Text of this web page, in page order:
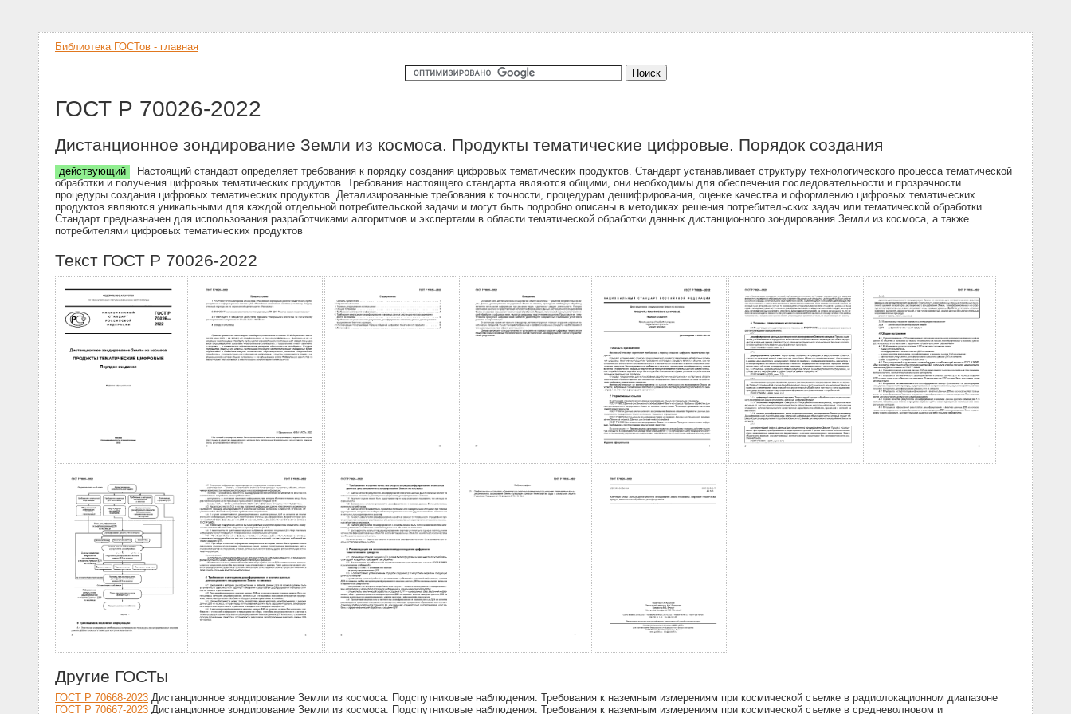
Библиотека ГОСТов - главная
ГОСТ Р 70026-2022
Дистанционное зондирование Земли из космоса. Продукты тематические цифровые. Порядок создания
действующий
Настоящий стандарт определяет требования к порядку создания цифровых тематических продуктов. Стандарт устанавливает структуру технологического процесса тематической
обработки и получения цифровых тематических продуктов. Требования настоящего стандарта являются общими, они необходимы для обеспечения последовательности и прозрачности
процедуры создания цифровых тематических продуктов. Детализированные требования к точности, процедурам дешифрирования, оценке качества и оформлению цифровых тематических
продуктов являются уникальными для каждой отдельной потребительской задачи и могут быть подробно описаны в методиках решения потребительских задач или тематической обработки.
Стандарт предназначен для использования разработчиками алгоритмов и экспертами в области тематической обработки данных дистанционного зондирования Земли из космоса, а также
потребителями цифровых тематических продуктов
Текст ГОСТ Р 70026-2022
Другие ГОСТы
ГОСТ Р 70668-2023 Дистанционное зондирование Земли из космоса. Подспутниковые наблюдения. Требования к наземным измерениям при космической съемке в радиолокационном диапазоне
ГОСТ Р 70667-2023 Дистанционное зондирование Земли из космоса. Подспутниковые наблюдения. Требования к наземным измерениям при космической съемке в средневолновом и